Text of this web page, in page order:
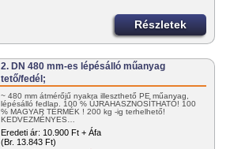
Részletek
2. DN 480 mm-es lépésálló műanyag
tető/fedél;
~ 480 mm átmérőjű nyakra illeszthető PE műanyag,
lépésálló fedlap. 100 % ÚJRAHASZNOSÍTHATÓ! 100
% MAGYAR TERMÉK ! 200 kg -ig terhelhető!
KEDVEZMÉNYES…
Eredeti ár: 10.900 Ft + Áfa
(Br. 13.843 Ft)